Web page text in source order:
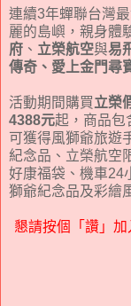
連續3年蟬聯台灣
麗的島嶼，親身體
府 、 立榮航空與易
傳奇、愛上金門尋
活動期間購買立榮
4388元起，商品包
可獲得風獅爺旅遊
紀念品、立榮航空
好康福袋、機車24
獅爺紀念品及彩繪
懇請按個「讚」